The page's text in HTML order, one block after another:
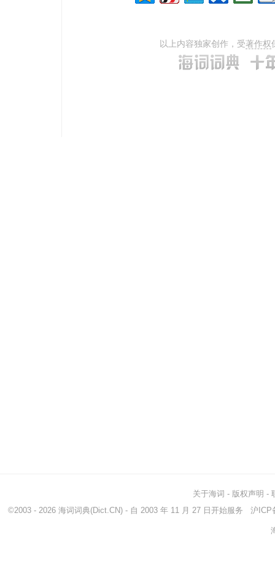
以上内容独家创作，受著作权
关于海词 - 版权声明 -
©2003 - 2026 海词词典(Dict.CN) - 自 2003 年 11 月 27 日开始服务 沪ICP